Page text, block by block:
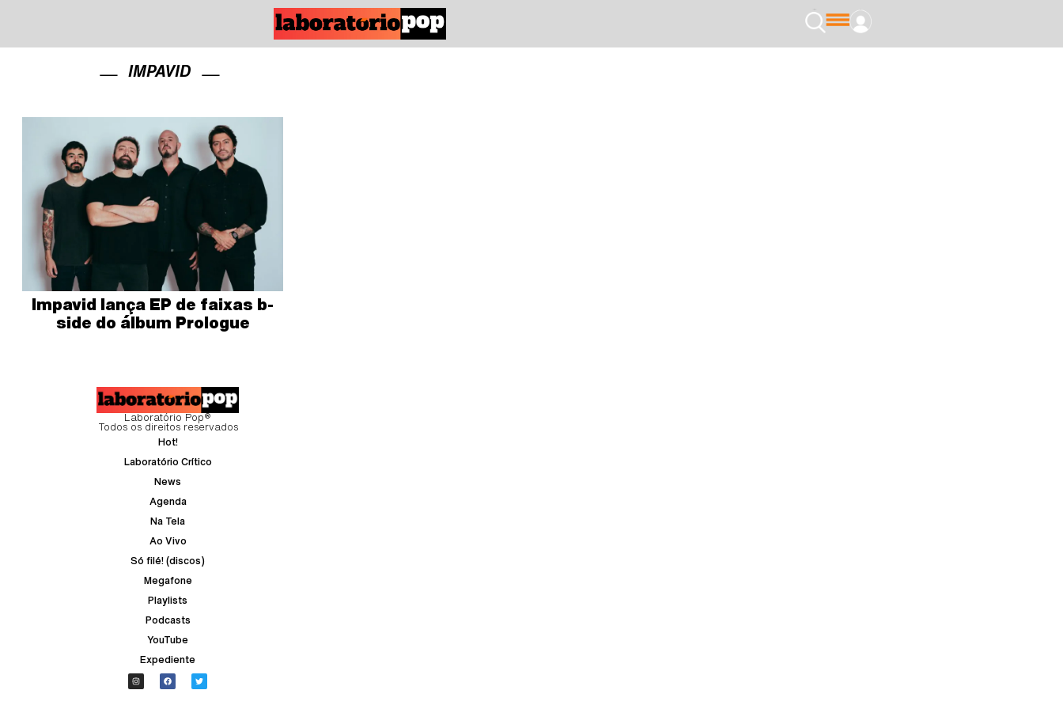
IMPAVID
Impavid lança EP de faixas b-
side do álbum Prologue
Laboratório Pop®
Todos os direitos reservados
Hot!
Laboratório Crítico
News
Agenda
Na Tela
Ao Vivo
Só filé! (discos)
Megafone
Playlists
Podcasts
YouTube
Expediente